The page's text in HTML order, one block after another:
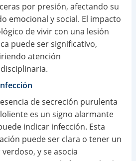
por presión, afectando su
emocional y social. El impacto
de vivir con una lesión
puede ser significativo,
atención
de secreción purulenta
es un signo alarmante
indicar infección. Esta
puede ser clara o tener un
y se asocia